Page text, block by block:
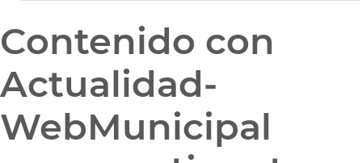
Contenido con
Actualidad-
WebMunicipal